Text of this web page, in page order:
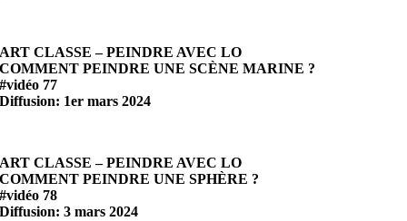
ART CLASSE – PEINDRE AVEC LO
COMMENT PEINDRE UNE SCÈNE MARINE ?
#vidéo 77
Diffusion: 1er mars 2024
ART CLASSE – PEINDRE AVEC LO
COMMENT PEINDRE UNE SPHÈRE ?
#vidéo 78
Diffusion: 3 mars 2024